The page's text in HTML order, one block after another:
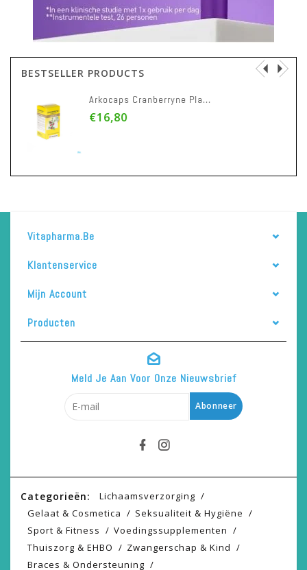
BESTSELLER PRODUCTS
Arkocaps Cranberryne Plantaardig 45
€16,80
Vitapharma.be
Klantenservice
Mijn Account
Producten
Meld Je Aan Voor Onze Nieuwsbrief
Abonneer
Categorieën:
Lichaamsverzorging
Gelaat & Cosmetica
Seksualiteit & Hygiëne
Sport & Fitness
Voedingssupplementen
Thuiszorg & EHBO
Zwangerschap & Kind
Braces & Ondersteuning